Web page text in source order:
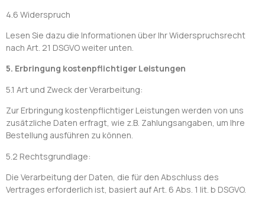
4.6 Widerspruch
Lesen Sie dazu die Informationen über Ihr Widerspruchsrecht
nach Art. 21 DSGVO weiter unten.
5. Erbringung kostenpflichtiger Leistungen
5.1 Art und Zweck der Verarbeitung:
Zur Erbringung kostenpflichtiger Leistungen werden von uns
zusätzliche Daten erfragt, wie z.B. Zahlungsangaben, um Ihre
Bestellung ausführen zu können.
5.2 Rechtsgrundlage:
Die Verarbeitung der Daten, die für den Abschluss des
Vertrages erforderlich ist, basiert auf Art. 6 Abs. 1 lit. b DSGVO.